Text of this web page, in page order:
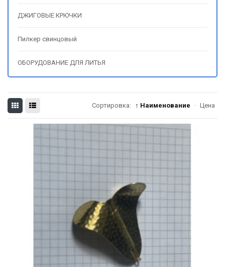
ДЖИГОВЫЕ КРЮЧКИ
Пилкер свинцовый
ОБОРУДОВАНИЕ ДЛЯ ЛИТЬЯ
Сортировка: ↑ Наименование · Цена